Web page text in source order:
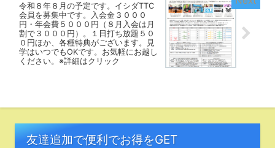
令和８年８月の予定です。イシダTTC
会員を募集中です。入会金３０００
円・年会費５０００円（８月入会は月
割で３０００円）。１日打ち放題５０
０円ほか、各種特典がございます。見
学はいつでもOKです。お気軽にお越し
ください。※詳細はクリック
友達追加で便利でお得をGET